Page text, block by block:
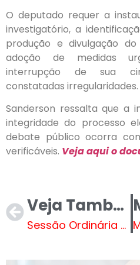
O deputado requer a
investigatório, a
produção e divulgação
adoção de medidas
interrupção de sua
constatadas irregularidades.
Sanderson ressalta que a
integridade do processo
debate público ocorra
verificáveis. Veja aqui o
Veja Também
Sessão Ordinária da Câmara Municipal de Três Lagoas. VEJA AO VIVO